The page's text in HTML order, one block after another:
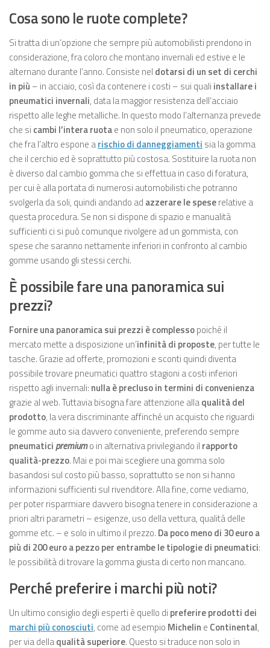
Cosa sono le ruote complete?
Si tratta di un’opzione che sempre più automobilisti prendono in
considerazione, fra coloro che montano invernali ed estive e le
alternano durante l’anno. Consiste nel dotarsi di un set di cerchi
in più – in acciaio, così da contenere i costi – sui quali installare i
pneumatici invernali, data la maggior resistenza dell’acciaio
rispetto alle leghe metalliche. In questo modo l’alternanza prevede
che si cambi l’intera ruotae non solo il pneumatico, operazione
che fra l’altro espone arischio di danneggiamenti sia la gomma
che il cerchio ed è soprattutto più costosa. Sostituire la ruota non
è diverso dal cambio gomma che si effettua in caso di foratura,
per cui è alla portata di numerosi automobilisti che potranno
svolgerla da soli, quindi andando ad azzerare le speserelative a
questa procedura. Se non si dispone di spazio e manualità
sufficienti ci si può comunque rivolgere ad un gommista, con
spese che saranno nettamente inferiori in confronto al cambio
gomme usando gli stessi cerchi.
È possibile fare una panoramica sui
prezzi?
Fornire una panoramica sui prezzi è complessopoiché il
mercato mette a disposizione un’infinità di proposte, per tutte le
tasche. Grazie ad offerte, promozioni e sconti quindi diventa
possibile trovare pneumatici quattro stagioni a costi inferiori
rispetto agli invernali: nulla è precluso in termini di convenienza
grazie al web. Tuttavia bisogna fare attenzione allaqualità del
prodotto, la vera discriminante affinché un acquisto che riguardi
le gomme auto sia davvero conveniente, preferendo sempre
pneumaticipremiumo in alternativa privilegiando il rapporto
qualità-prezzo. Mai e poi mai scegliere una gomma solo
basandosi sul costo più basso, soprattutto se non si hanno
informazioni sufficienti sul rivenditore. Alla fine, come vediamo,
per poter risparmiare davvero bisogna tenere in considerazione a
priori altri parametri – esigenze, uso della vettura, qualità delle
gomme etc. – e solo in ultimo il prezzo. Da poco meno di 30 euro a
più di 200 euro a pezzo per entrambe le tipologie di pneumatici:
le possibilità di trovare la gomma giusta di certo non mancano.
Perché preferire i marchi più noti?
Un ultimo consiglio degli esperti è quello di preferire prodotti dei
marchi più conosciuti, come ad esempio Michelin e Continental,
per via dellaqualità superiore. Questo si traduce non solo in